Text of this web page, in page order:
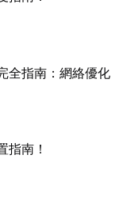
全指南：網絡優化
指南！